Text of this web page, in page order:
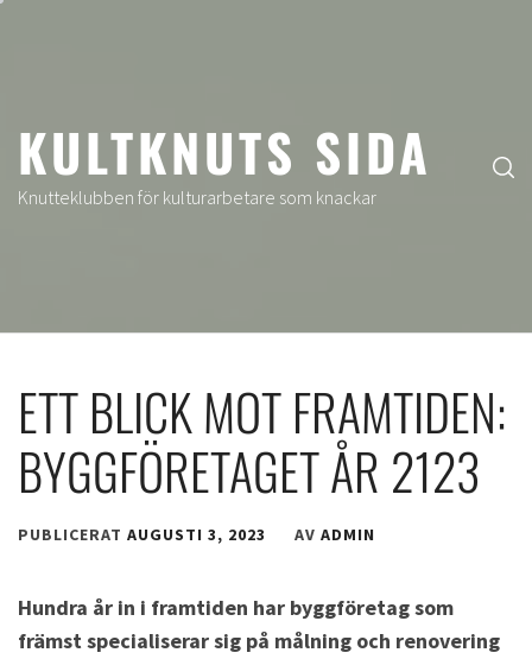
KULTKNUTS SIDA
Knutteklubben för kulturarbetare som knackar
ETT BLICK MOT FRAMTIDEN:
BYGGFÖRETAGET ÅR 2123
PUBLICERAT AUGUSTI 3, 2023 AV ADMIN
Hundra år in i framtiden har byggföretag som
främst specialiserar sig på målning och renovering